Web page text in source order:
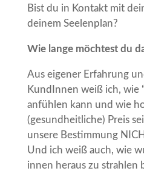
Bist du in Kontakt mit
deinem Seelenplan?
Wie lange möchtest du
Aus eigener Erfahrung
KundInnen weiß ich, wie
anfühlen kann und wie
(gesundheitliche) Preis
unsere Bestimmung
Und ich weiß auch, wie
innen heraus zu strahlen